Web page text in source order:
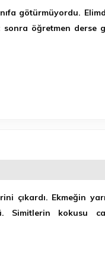
götürmüyordu.
öğretmen derse
Ekmeğin
Simitlerin kokusu